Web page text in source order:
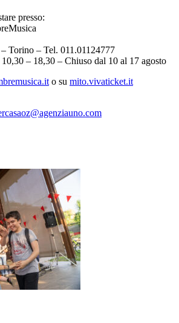
presso:
Torino – Tel. 011.01124777
– 18,30 – Chiuso dal 10 al 17 agosto
o su mito.vivaticket.it